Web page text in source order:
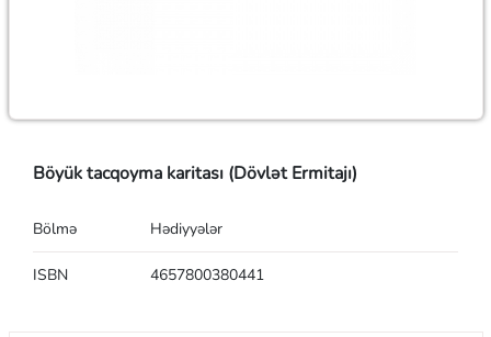
Böyük tacqoyma karitası (Dövlət Ermitajı)
Bölmə Hədiyyələr
ISBN 4657800380441